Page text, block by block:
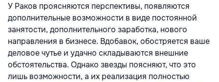
У Раков проясняются перспективы, появляются
дополнительные возможности в виде постоянной
занятости, дополнительного заработка, нового
направления в бизнесе. Вдобавок, обостряется ваше
деловое чутье и удачно складываются внешние
обстоятельства. Однако звезды поясняют, что это
лишь возможности, а их реализация полностью